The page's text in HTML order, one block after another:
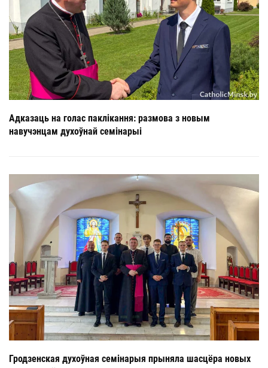
Адказаць на голас паклікання: размова з новым
навучэнцам духоўнай семінарыі
Гродзенская духоўная семінарыя прыняла шасцёра новых